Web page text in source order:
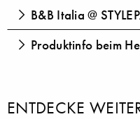
B&B Italia @
Produktinfo beim
ENTDECKE